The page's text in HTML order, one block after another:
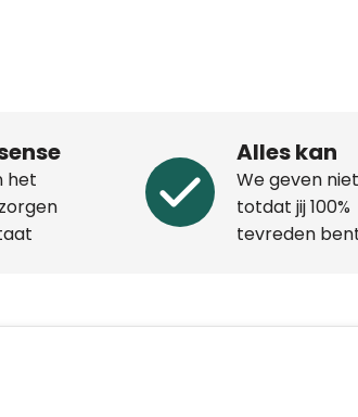
het
Alles kan
We geven
totdat jij 100%
tevreden